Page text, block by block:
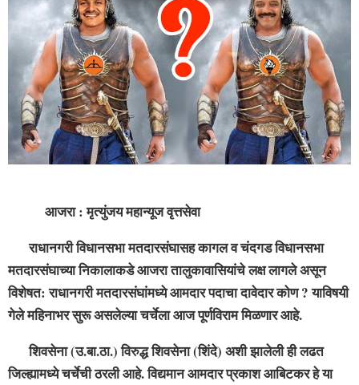
आजरा : मृत्युंजय महान्यूज वृत्तसेवा
राधानगरी विधानसभा मतदारसंघासह कागल व चंदगड विधानसभा
मतदारसंघाच्या निकालाकडे आजरा तालुकावासियांचे लक्ष लागले असून
विशेषत: राधानगरी मतदारसंघांमध्ये आमदार पदाचा दावेदार कोण ? याविषयी
गेले महिनाभर सुरू असलेल्या चर्चेला आज पूर्णविराम मिळणार आहे.
शिवसेना (उ.बा.ठा.) विरुद्ध शिवसेना (शिंदे) अशी झालेली ही लढत
जिल्ह्यामध्ये चर्चेची ठरली आहे. विद्यमान आमदार प्रकाश आबिटकर हे या